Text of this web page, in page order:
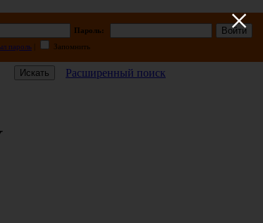
Пароль:
пароль Запомнить
Расширенный поиск
×